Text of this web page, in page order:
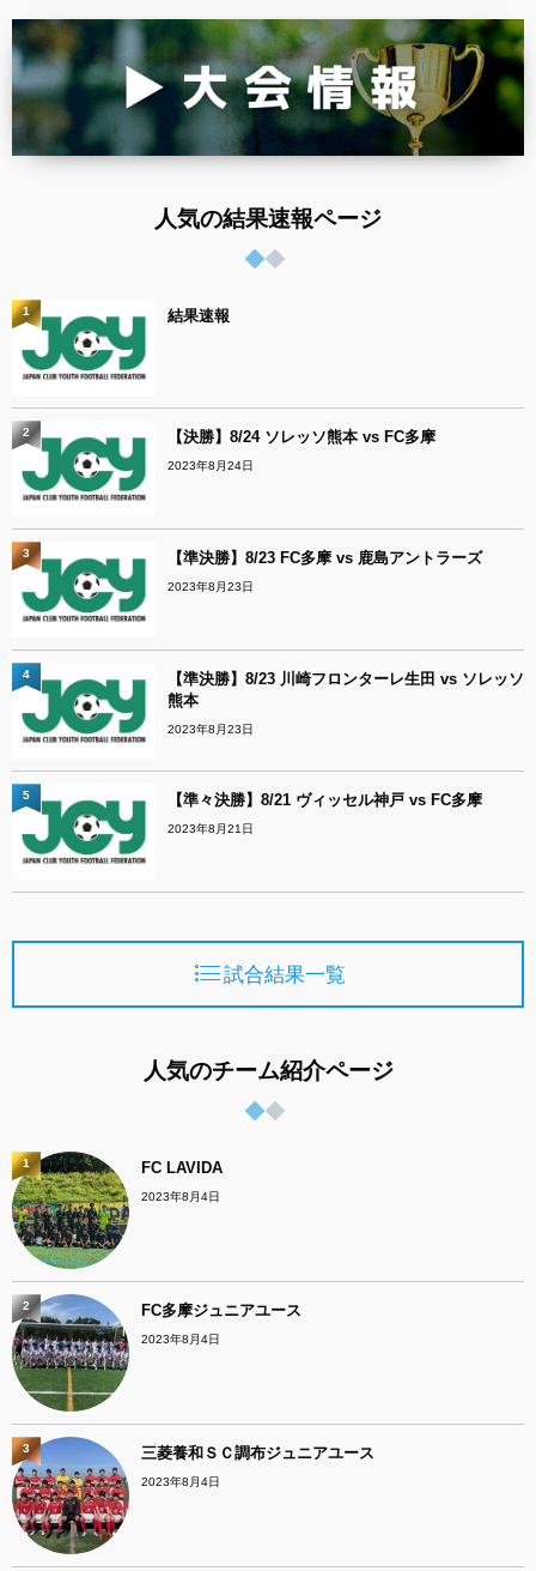
人気の結果速報ページ
結果速報
1
【決勝】8/24 ソレッソ熊本 vs FC多摩
2023年8月24日
2
【準決勝】8/23 FC多摩 vs 鹿島アントラーズ
2023年8月23日
3
【準決勝】8/23 川崎フロンターレ生田 vs ソレッソ
熊本
2023年8月23日
4
【準々決勝】8/21 ヴィッセル神戸 vs FC多摩
2023年8月21日
5
試合結果一覧
人気のチーム紹介ページ
FC LAVIDA
2023年8月4日
1
FC多摩ジュニアユース
2023年8月4日
2
三菱養和ＳＣ調布ジュニアユース
2023年8月4日
3